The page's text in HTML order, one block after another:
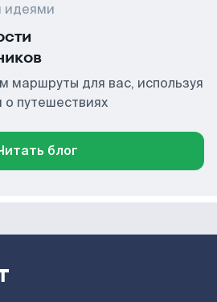
идеями
маршруты для вас, используя
о путешествиях
блог